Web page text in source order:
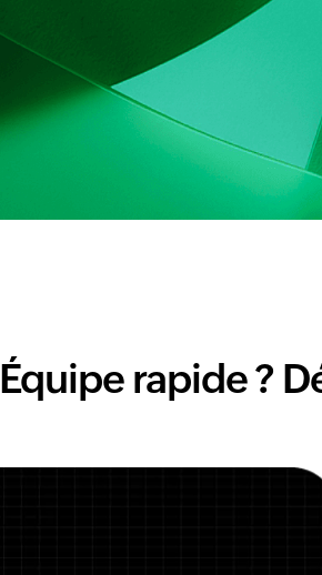
Équipe rapide ?